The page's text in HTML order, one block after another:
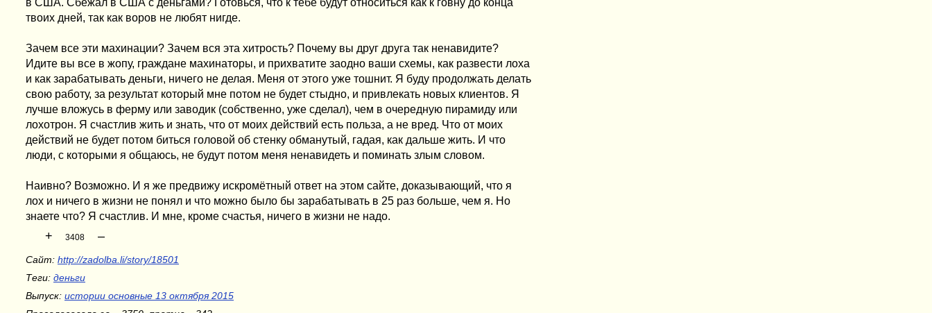
в США. Сбежал в США с деньгами? Готовься, что к тебе будут относиться как к говну до конца
твоих дней, так как воров не любят нигде.
Зачем все эти махинации? Зачем вся эта хитрость? Почему вы друг друга так ненавидите?
Идите вы все в жопу, граждане махинаторы, и прихватите заодно ваши схемы, как развести лоха
и как зарабатывать деньги, ничего не делая. Меня от этого уже тошнит. Я буду продолжать делать
свою работу, за результат который мне потом не будет стыдно, и привлекать новых клиентов. Я
лучше вложусь в ферму или заводик (собственно, уже сделал), чем в очередную пирамиду или
лохотрон. Я счастлив жить и знать, что от моих действий есть польза, а не вред. Что от моих
действий не будет потом биться головой об стенку обманутый, гадая, как дальше жить. И что
люди, с которыми я общаюсь, не будут потом меня ненавидеть и поминать злым словом.
Наивно? Возможно. И я же предвижу искромётный ответ на этом сайте, доказывающий, что я
лох и ничего в жизни не понял и что можно было бы зарабатывать в 25 раз больше, чем я. Но
знаете что? Я счастлив. И мне, кроме счастья, ничего в жизни не надо.
+ 3408 –
Сайт: http://zadolba.li/story/18501
Теги: деньги
Выпуск: истории основные 13 октября 2015